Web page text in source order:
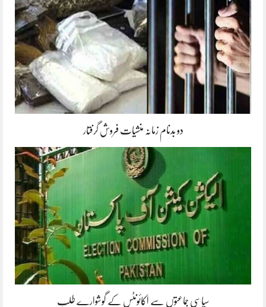
دو بدنام زمانہ منشیات فروش گرفتار
سیاسی جماعتوں سے اکائونٹس کے گوشوارے طلب